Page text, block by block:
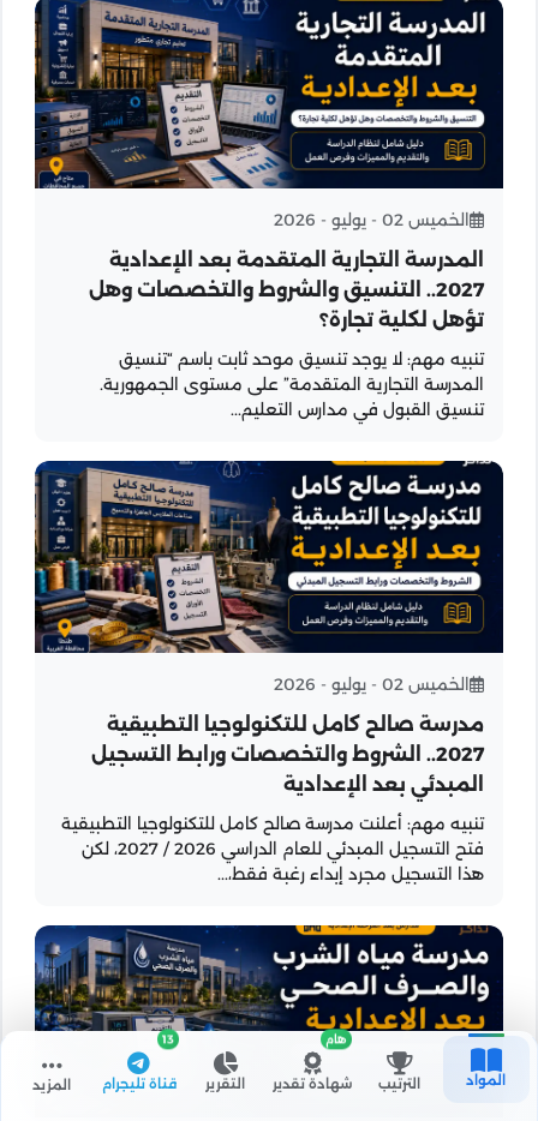
المواد الترتيب شهادة تقدير
هام
التقرير قناة تليجرام
13
المزيد
الخميس 02 - يوليو - 2026
المدرسة التجارية المتقدمة بعد الإعدادية
2027.. التنسيق والشروط والتخصصات وهل
تؤهل لكلية تجارة؟
تنبيه مهم: لا يوجد تنسيق موحد ثابت باسم “تنسيق
المدرسة التجارية المتقدمة” على مستوى الجمهورية.
تنسيق القبول في مدارس التعليم...
الخميس 02 - يوليو - 2026
مدرسة صالح كامل للتكنولوجيا التطبيقية
2027.. الشروط والتخصصات ورابط التسجيل
المبدئي بعد الإعدادية
تنبيه مهم: أعلنت مدرسة صالح كامل للتكنولوجيا التطبيقية
فتح التسجيل المبدئي للعام الدراسي 2026 / 2027، لكن
هذا التسجيل مجرد إبداء رغبة فقط،...